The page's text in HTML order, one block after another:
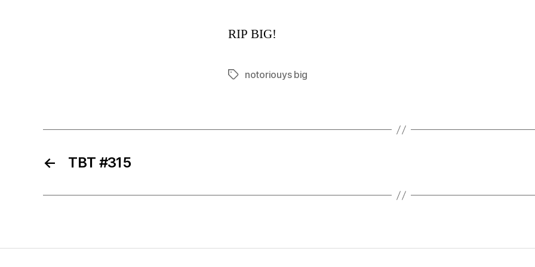
RIP BIG!
Etiquetas
notoriouys big
← TBT #315